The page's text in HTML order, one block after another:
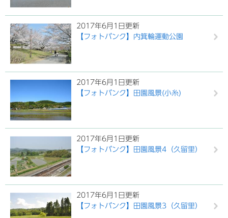
2017年6月1日更新
【フォトバンク】内箕輪運動公園
2017年6月1日更新
【フォトバンク】田園風景(小糸)
2017年6月1日更新
【フォトバンク】田園風景4（久留里）
2017年6月1日更新
【フォトバンク】田園風景3（久留里）